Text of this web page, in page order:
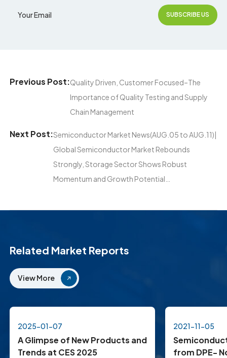
Previous Post:Quality Driven, Customer Focused–The
Importance of Quality Testing and Supply
Chain Management
Next Post:Semiconductor Market News(AUG.05 to AUG.11)|
Global Semiconductor Market Rebounds
Strongly, Storage Sector Shows Robust
Momentum and Growth Potential…
Related Market Reports
View More
2025-01-07
A Glimpse of New Products and
Trends at CES 2025
2021-11-05
from DPE-